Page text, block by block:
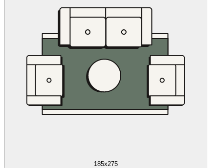
185x275